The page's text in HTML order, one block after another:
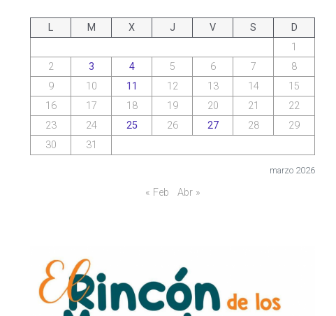
marzo 2026
L M X J V S
D
1
2
3 4 5 6 7
8
9
10 11 12 13 14
15
16
17 18 19 20 21
22
23
24 25 26 27 28
29
30
31
« Feb Abr »